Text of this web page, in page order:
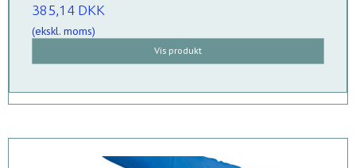
385,14 DKK
(ekskl. moms)
Vis produkt